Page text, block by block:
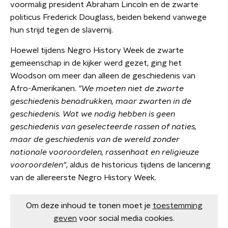
voormalig president Abraham Lincoln en de zwarte
politicus Frederick Douglass, beiden bekend vanwege
hun strijd tegen de slavernij.
Hoewel tijdens Negro History Week de zwarte
gemeenschap in de kijker werd gezet, ging het
Woodson om meer dan alleen de geschiedenis van
Afro-Amerikanen. "We moeten niet de zwarte
geschiedenis benadrukken, maar zwarten in de
geschiedenis. Wat we nodig hebben is geen
geschiedenis van geselecteerde rassen of naties,
maar de geschiedenis van de wereld zonder
nationale vooroordelen, rassenhaat en religieuze
vooroordelen", aldus de historicus tijdens de lancering
van de allereerste Negro History Week.
Om deze inhoud te tonen moet je toestemming
geven voor social media cookies.